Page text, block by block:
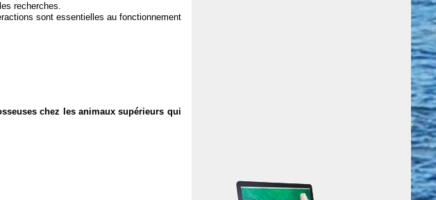
recherches.
sont essentielles au fonctionnement
chez les animaux supérieurs qui